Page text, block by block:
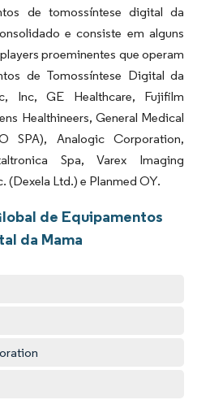
de tomossíntese digital da
e consiste em alguns
proeminentes que operam
de Tomossíntese Digital da
Inc, GE Healthcare, Fujifilm
Healthineers, General Medical
SPA), Analogic Corporation,
Spa, Varex Imaging
(Dexela Ltd.) e Planmed OY.
de Equipamentos
da Mama